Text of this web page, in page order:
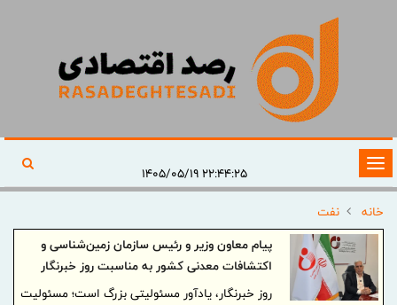
تغییر
وضعیت
ناوبری
خانه
نفت
پیام معاون وزیر و رئیس سازمان زمین‌شناسی و
اکتشافات معدنی کشور به مناسبت روز خبرنگار
روز خبرنگار، یادآور مسئولیتی بزرگ است؛ مسئولیت